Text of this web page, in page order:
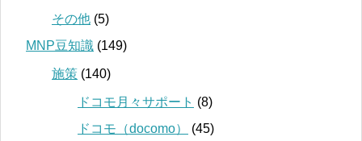
その他 (5)
MNP豆知識 (149)
施策 (140)
ドコモ月々サポート (8)
ドコモ（docomo）
(45)